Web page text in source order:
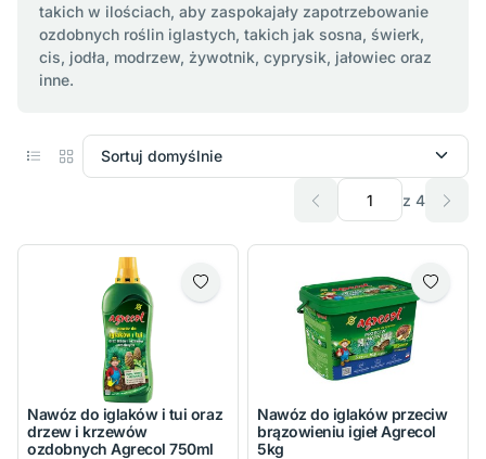
takich w ilościach, aby zaspokajały zapotrzebowanie
ozdobnych roślin iglastych, takich jak sosna, świerk,
cis, jodła, modrzew, żywotnik, cyprysik, jałowiec oraz
inne.
z 4
Nawóz do iglaków i tui oraz
drzew i krzewów
ozdobnych Agrecol 750ml
Nawóz do iglaków przeciw
brązowieniu igieł Agrecol
5kg